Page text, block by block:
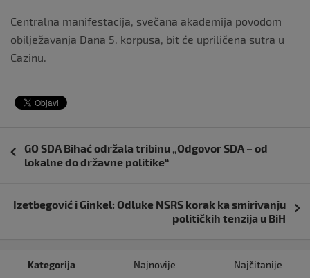
Centralna manifestacija, svečana akademija povodom
obilježavanja Dana 5. korpusa, bit će upriličena sutra u
Cazinu.
objava
GO SDA Bihać održala tribinu „Odgovor SDA – od
lokalne do državne politike“
Izetbegović i Ginkel: Odluke NSRS korak ka smirivanju
političkih tenzija u BiH
Kategorija Najnovije Najčitanije